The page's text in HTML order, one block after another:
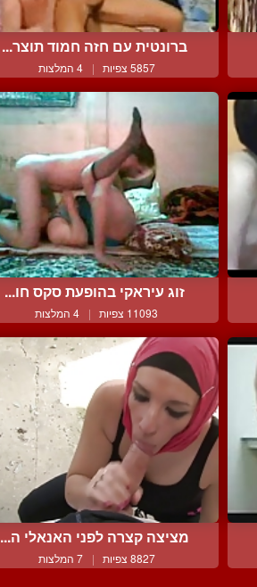
ברונטית עם חזה חמוד תוצר...
5857 צפיות | 4 המלצות
זוג עיראקי בהופעת סקס חו...
11093 צפיות | 4 המלצות
מציצה קצרה לפני האנאלי ה...
8827 צפיות | 7 המלצות